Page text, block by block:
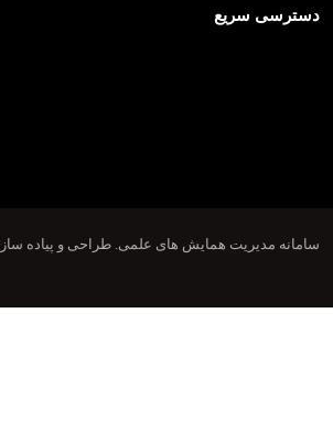
دسترسی سریع
سامانه مدیریت همایش های علمی. طراحی و پیاده